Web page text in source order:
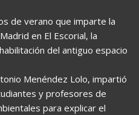
de verano que imparte la
en El Escorial, la
del antiguo espacio
Menéndez Lolo, impartió
y profesores de
para explicar el